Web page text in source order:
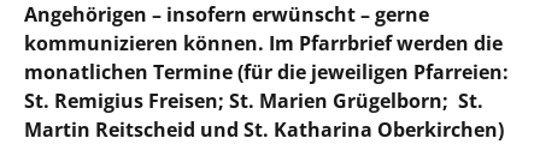
Angehörigen – insofern erwünscht – gerne
kommunizieren können. Im Pfarrbrief werden die
monatlichen Termine (für die jeweiligen Pfarreien:
St. Remigius Freisen; St. Marien Grügelborn; St.
Martin Reitscheid und St. Katharina Oberkirchen)